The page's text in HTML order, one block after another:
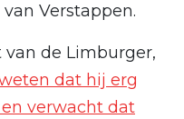
Verstappen.
van de Limburger,
dat hij erg
verwacht dat